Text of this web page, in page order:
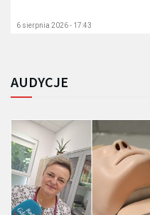
6 sierpnia 2026 - 17:43
AUDYCJE